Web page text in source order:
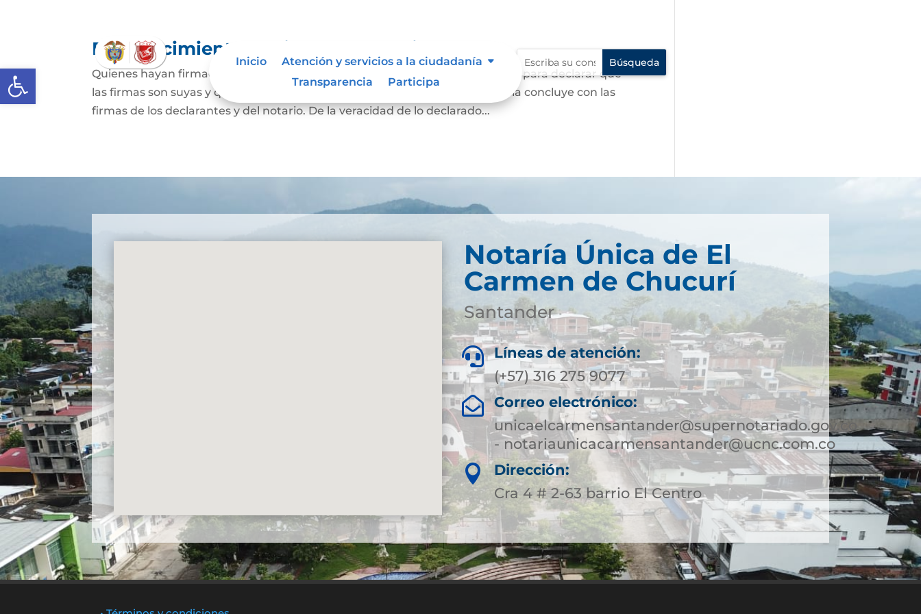
Abrir barra de herramientas Inicio
Atención y servicios a la ciudadanía
Transparencia
Participa
Reconocimiento de firma y contenido
Quienes hayan firmado un documento privado podrán acudir ante el notario para declarar que
las firmas son suyas y que el contenido del documento es cierto. La diligencia concluye con las
firmas de los declarantes y del notario. De la veracidad de lo declarado...
Notaría Única de El
Carmen de Chucurí
Santander
 Líneas de atención:
(+57) 316 275 9077
 Correo electrónico:
unicaelcarmensantander@supernotariado.gov.co
- notariaunicacarmensantander@ucnc.com.co

Dirección:
Cra 4 # 2-63 barrio El Centro